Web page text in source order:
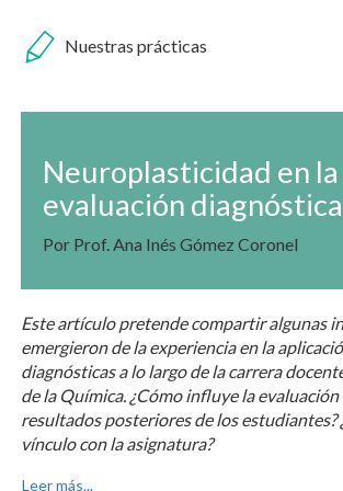
Nuestras prácticas
Neuroplasticidad en la
evaluación diagnóstica
Por Prof. Ana Inés Gómez Coronel
Este artículo pretende compartir algunas
emergieron de la experiencia en la
diagnósticas a lo largo de la carrera
de la Química. ¿Cómo influye la
resultados posteriores de los estudiantes?
vínculo con la asignatura?
Leer más...